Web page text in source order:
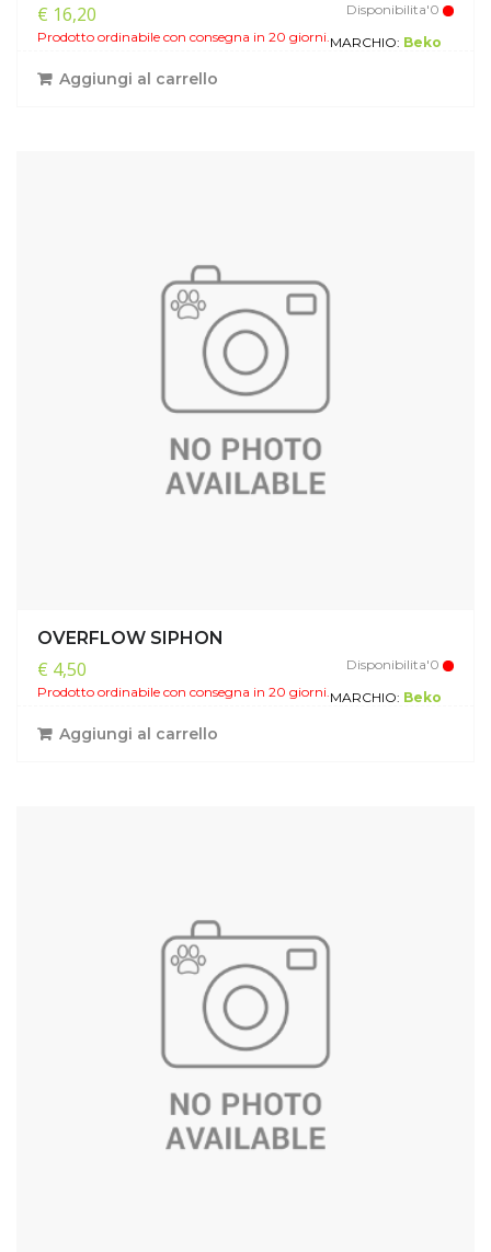
€ 16,20
Disponibilita'0
Prodotto ordinabile con consegna in 20 giorni.MARCHIO: Beko
Aggiungi al carrello
OVERFLOW SIPHON
€ 4,50
Disponibilita'0
Prodotto ordinabile con consegna in 20 giorni.MARCHIO: Beko
Aggiungi al carrello